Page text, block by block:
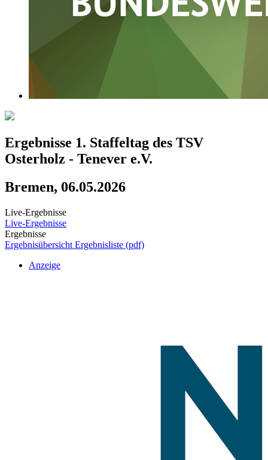
Ergebnisse 1. Staffeltag des TSV
Osterholz - Tenever e.V.
Bremen, 06.05.2026
Live-Ergebnisse
Live-Ergebnisse
Ergebnisse
Ergebnisübersicht Ergebnisliste (pdf)
Anzeige